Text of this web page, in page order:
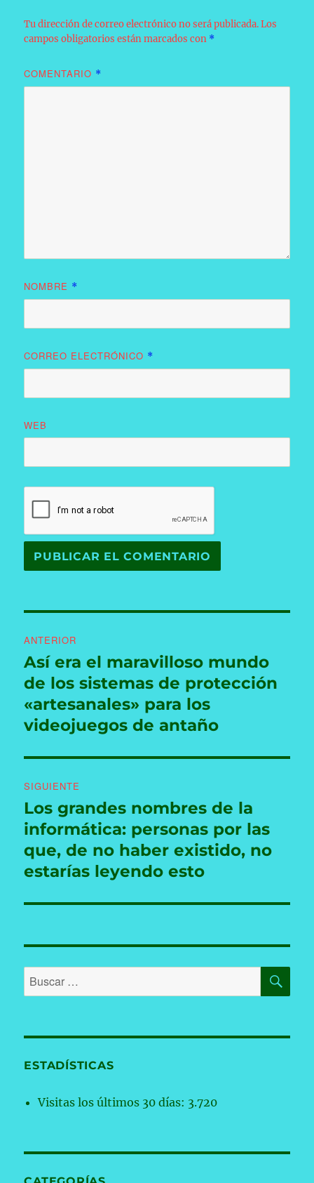
Tu dirección de correo electrónico no será publicada. Los
campos obligatorios están marcados con *
COMENTARIO *
NOMBRE *
CORREO ELECTRÓNICO *
WEB
de
entradas
ANTERIOR
Entrada
anterior:
Así era el maravilloso mundo
de los sistemas de protección
«artesanales» para los
videojuegos de antaño
SIGUIENTE
Entrada
siguiente:
Los grandes nombres de la
informática: personas por las
que, de no haber existido, no
estarías leyendo esto
Buscar
por:
ESTADÍSTICAS
Visitas los últimos 30 días: 3.720